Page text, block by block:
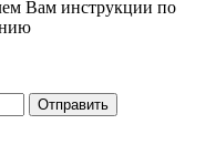
Вам инструкции по